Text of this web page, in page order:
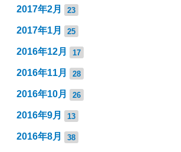
2017年2月 23
2017年1月 25
2016年12月 17
2016年11月 28
2016年10月 26
2016年9月 13
2016年8月 38